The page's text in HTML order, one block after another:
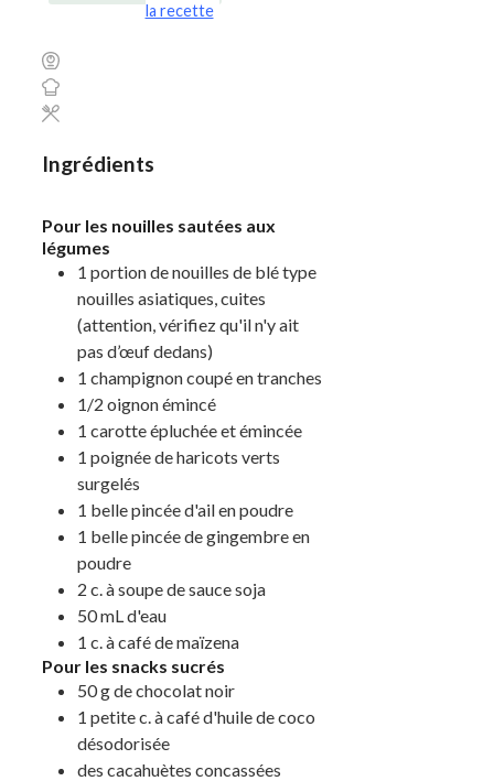
la recette
Ingrédients
Pour les nouilles sautées aux
légumes
1 portionde nouilles de blé type
nouilles asiatiques, cuites
(attention, vérifiez qu'il n'y ait
pas d’œuf dedans)
1 champignon coupé en tranches
1/2 oignon émincé
1 carotte épluchée et émincée
1 poignéede haricots verts
surgelés
1 belle pincéed'ail en poudre
1 belle pincéede gingembre en
poudre
2 c. à soupede sauce soja
50mLd'eau
1 c. à caféde maïzena
Pour les snacks sucrés
50gde chocolat noir
1 petite c. à caféd'huile de coco
désodorisée
des cacahuètes concassées